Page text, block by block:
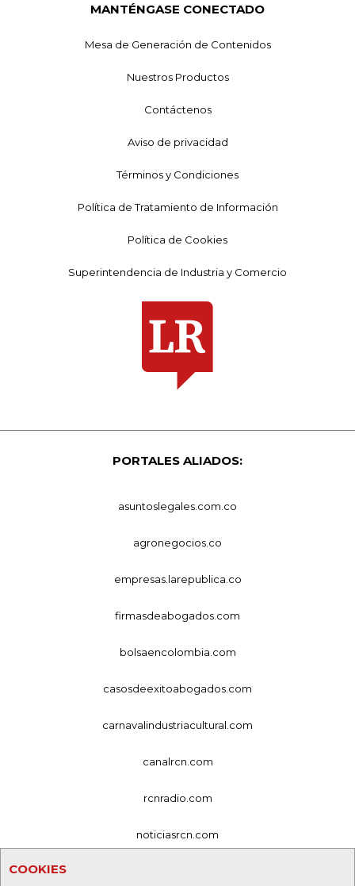
COOKIES
MANTÉNGASE CONECTADO
Mesa de Generación de Contenidos
Nuestros Productos
Contáctenos
Aviso de privacidad
Términos y Condiciones
Política de Tratamiento de Información
Política de Cookies
Superintendencia de Industria y Comercio
PORTALES ALIADOS:
asuntoslegales.com.co
agronegocios.co
empresas.larepublica.co
firmasdeabogados.com
bolsaencolombia.com
casosdeexitoabogados.com
carnavalindustriacultural.com
canalrcn.com
rcnradio.com
noticiasrcn.com